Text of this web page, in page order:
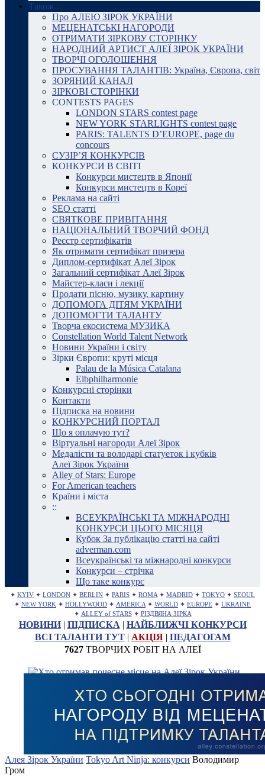
Також
Про АЛЕЮ ЗІРОК УКРАЇНИ
МЕЦЕНАТСЬКІ НАГОРОДИ
ОТРИМАТИ ЗІРКОВУ СТОРІНКУ
НАРОДНИЙ АРТИСТ АЛЕЇ ЗІРОК УКРАЇНИ
ТВОРЧІ ОГОЛОШЕННЯ
ПРОСУВАННЯ ТАЛАНТІВ: Україна, Європа, світ
ЗОРЯНИЙ КАНАЛ
ЗІРКОВІ СТОРІНКИ
CONTESTS PAGES
LONDON STARS contest page
NEW YORK STARLIGHTS contest page
PARIS: TALENTS D’EUROPE, page du
concours
СУЗІР’Я КОНКУРСІВ
КОНКУРСИ В СВІТІ
Конкурси мистецтв в Японії
Конкурси мистецтв в Кореї
Реклама на сайті
SEO статті
СВЯТКОВЕ ПРИВІТАННЯ
НАЦІОНАЛЬНИЙ ТВОРЧИЙ ФОНД
Реєстр сертифікатів
Як отримати сертифікат призера
Диплом-сертифікат Алеї Зірок
Загальний сертифікат Алеї Зірок
Майстер-класи і лекції
Продати пісню, музику, картину
ДОПОМОГА ДІТЯМ УКРАЇНИ
ДОПОМОГТИ ТАЛАНТУ
Творча екосистема МУЗИКА
Constellation World Talent Network
Новини України і світу
Зірки Європи: круті місця
Palau de la Música Catalana
Elbphilharmonie
Конкурсні сторінки
Контакти
Підписка на новини
КОНКУРСНИЙ ПОРТАЛ
Що я оплачую тут?
Віртуальні нагороди Алеї Зірок
Медалісти та володарі статуеток і кубків
Алеї Зірок України
Alley of Stars: Europe
For American teachers
Країни і міста
::
ВСЕУКРАЇНСЬКІ ТА МІЖНАРОДНІ
КОНКУРСИ ЦЬОГО МІСЯЦЯ
Кубок За публікацію статті на сайті
adverman.com
Всеукраїнські та міжнародні конкурси
Конкурси – стрічка
Що таке конкурс
✦ KYIV ✦ LONDON ✦ BERLIN ✦ PARIS ✦ ROMA ✦ MADRID ✦ TOKYO ✦ SEOUL
✦ NEW YORK ✦ HOLLYWOOD ✦ AMERICA ✦ WORLD ✦ EUROPE ✦ UKRAINE
✦ ALLEY of STARS ✦ РІЗДВЯНА ЗІРКА
НОВИНИ| ПІДПИСКА | НАЙБЛИЖЧІ КОНКУРСИ
ВСІ ТАЛАНТИ ТУТ| АКЦІЯ| ПЕДАГОГАМ
7627ТВОРЧИХ РОБІТ НА АЛЕЇ
Алея Зірок України Tokyo Art Ninja: конкурси Володимир
Гром